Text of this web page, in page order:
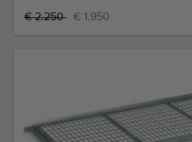
€ 2.250 € 1.950